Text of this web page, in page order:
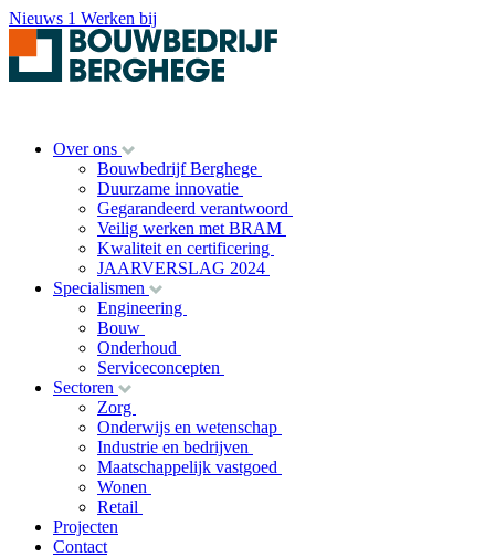
Nieuws 1 Werken bij
Over ons
Bouwbedrijf Berghege
Duurzame innovatie
Gegarandeerd verantwoord
Veilig werken met BRAM
Kwaliteit en certificering
JAARVERSLAG 2024
Specialismen
Engineering
Bouw
Onderhoud
Serviceconcepten
Sectoren
Zorg
Onderwijs en wetenschap
Industrie en bedrijven
Maatschappelijk vastgoed
Wonen
Retail
Projecten
Contact